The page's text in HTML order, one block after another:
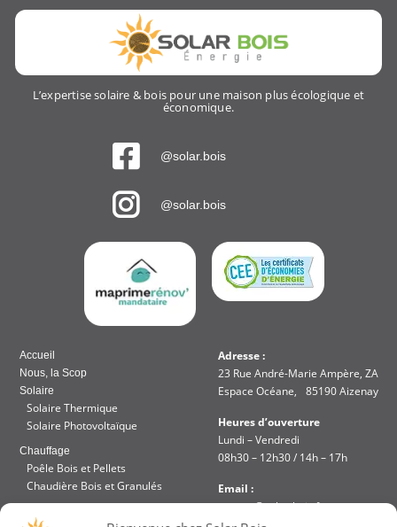
L’expertise solaire & bois pour une maison plus écologique et
économique.
@solar.bois
@solar.bois
Accueil
Nous, la Scop
Solaire
Solaire Thermique
Solaire Photovoltaïque
Chauffage
Poêle Bois et Pellets
Chaudière Bois et Granulés
Adresse :
23 Rue André-Marie Ampère, ZA
Espace Océane, 85190 Aizenay
Heures d’ouverture
Lundi – Vendredi
08h30 – 12h30 / 14h – 17h
Email :
contact@solar-bois.fr